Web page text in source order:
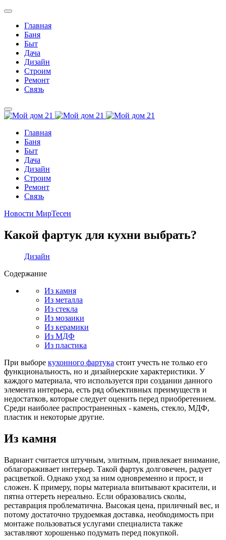
Главная
Баня
Быт
Дача
Дизайн
Строим
Ремонт
Связь
Главная
Баня
Быт
Дача
Дизайн
Строим
Ремонт
Связь
Новости МирТесен
Какой фартук для кухни выбрать?
Дизайн
Содержание
Из камня
Из металла
Из стекла
Из мозаики
Из керамики
Из МДФ
Из пластика
При выборе кухонного фартука стоит учесть не только его
функциональность, но и дизайнерские характеристики. У
каждого материала, что используется при создании данного
элемента интерьера, есть ряд объективных преимуществ и
недостатков, которые следует оценить перед приобретением.
Среди наиболее распространенных - камень, стекло, МДФ,
пластик и некоторые другие.
Из камня
Вариант считается штучным, элитным, привлекает внимание,
облагораживает интерьер. Такой фартук долговечен, радует
расцветкой. Однако уход за ним одновременно и прост, и
сложен. К примеру, поры материала впитывают красители, и
пятна оттереть нереально. Если образовались сколы,
реставрация проблематична. Высокая цена, приличный вес, и
потому достаточно трудоемкая доставка, необходимость при
монтаже пользоваться услугами специалиста также
заставляют хорошенько подумать перед покупкой.